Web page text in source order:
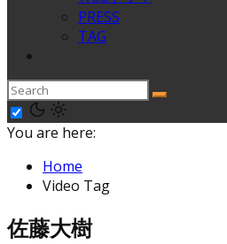
PRESS
TAG
You are here:
Home
Video Tag
佐藤大樹